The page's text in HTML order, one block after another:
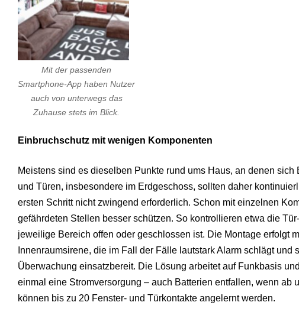
Mit der passenden
Smartphone-App haben Nutzer
auch von unterwegs das
Zuhause stets im Blick.
Einbruchschutz mit wenigen Komponenten
Meistens sind es dieselben Punkte rund ums Haus, an denen
und Türen, insbesondere im Erdgeschoss, sollten daher
ersten Schritt nicht zwingend erforderlich. Schon mit einzelnen
gefährdeten Stellen besser schützen. So kontrollieren etwa die
jeweilige Bereich offen oder geschlossen ist. Die Montage erfolgt
Innenraumsirene, die im Fall der Fälle lautstark Alarm schlägt
Überwachung einsatzbereit. Die Lösung arbeitet auf Funkbasis
einmal eine Stromversorgung – auch Batterien entfallen, wenn ab
können bis zu 20 Fenster- und Türkontakte angelernt werden.